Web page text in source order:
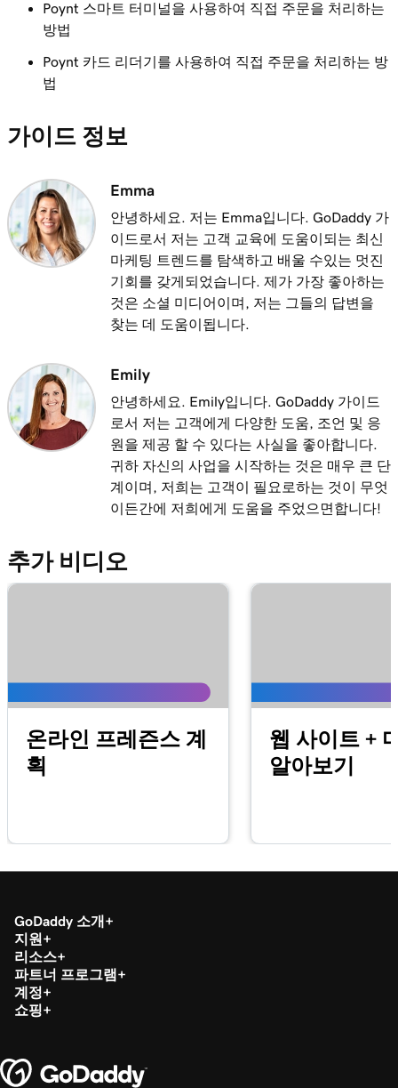
레슨 9(총 20)
GoDaddy 스마트 터미널 듀오에 제품 추가
레슨 10(총 20)
GoDaddy 스마트 터미널 듀오에서 세금 생성
레슨 12(총 20)
내 스마트 터미널에서 할인 생성 및 적용
1m 9s
레슨 13(총 20)
내 스마트 터미널에서 수수료 생성 및 적용
1m 19s
레슨 14(총 20)
레슨 15(총 20)
GoDaddy 스마트 터미널 듀오에서 내 재고 관리
57s
레슨 16(총 20)
내 GoDaddy Poynt 카드 리더 설정
4m
레슨 17(총 20)
레슨 18(총 20)
QR 코드를 사용하여 거래 처리
내 등록 앱에 제품 이미지 추가
1m 12s
Poynt 스마트 터미널을 사용하여 직접 주문을 처리하는
방법
Poynt 카드 리더기를 사용하여 직접 주문을 처리하는 방
법
가이드 정보
Emma
안녕하세요. 저는 Emma입니다. GoDaddy 가
이드로서 저는 고객 교육에 도움이되는 최신
마케팅 트렌드를 탐색하고 배울 수있는 멋진
기회를 갖게되었습니다. 제가 가장 좋아하는
것은 소셜 미디어이며, 저는 그들의 답변을
찾는 데 도움이됩니다.
Emily
안녕하세요. Emily입니다. GoDaddy 가이드
로서 저는 고객에게 다양한 도움, 조언 및 응
원을 제공 할 수 있다는 사실을 좋아합니다.
귀하 자신의 사업을 시작하는 것은 매우 큰 단
계이며, 저희는 고객이 필요로하는 것이 무엇
이든간에 저희에게 도움을 주었으면합니다!
추가 비디오
온라인 프레즌스 계
획
웹 사이트 +
알아보기
GoDaddy 소개
지원
리소스
파트너 프로그램
계정
쇼핑